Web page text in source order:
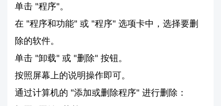
单击 "程序"。
在 "程序和功能" 或 "程序" 选项卡中，选择要删
除的软件。
单击 "卸载" 或 "删除" 按钮。
按照屏幕上的说明操作即可。
通过计算机的 "添加或删除程序" 进行删除：